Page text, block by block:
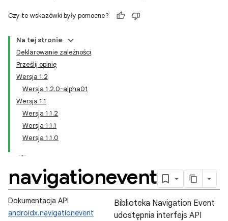
Czy te wskazówki były pomocne?
Na tej stronie
Deklarowanie zależności
Prześlij opinię
Wersja 1.2
Wersja 1.2.0-alpha01
Wersja 1.1
Wersja 1.1.2
Wersja 1.1.1
Wersja 1.1.0
navigationevent
Dokumentacja API
androidx.navigationevent
Biblioteka Navigation Event
udostępnia interfejs API